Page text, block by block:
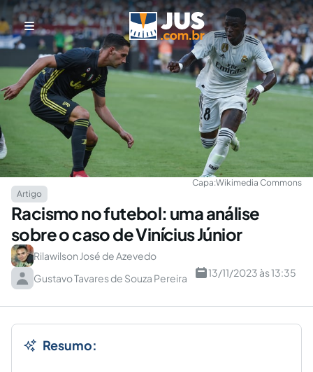
Capa:Wikimedia Commons
Artigo
Racismo no futebol: uma análise
sobre o caso de Vinícius Júnior
Rilawilson José de Azevedo
Gustavo Tavares de Souza Pereira
13/11/2023 às 13:35
Resumo: